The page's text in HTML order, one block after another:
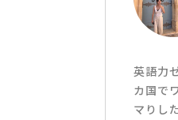
英語力
カ国で
マりし